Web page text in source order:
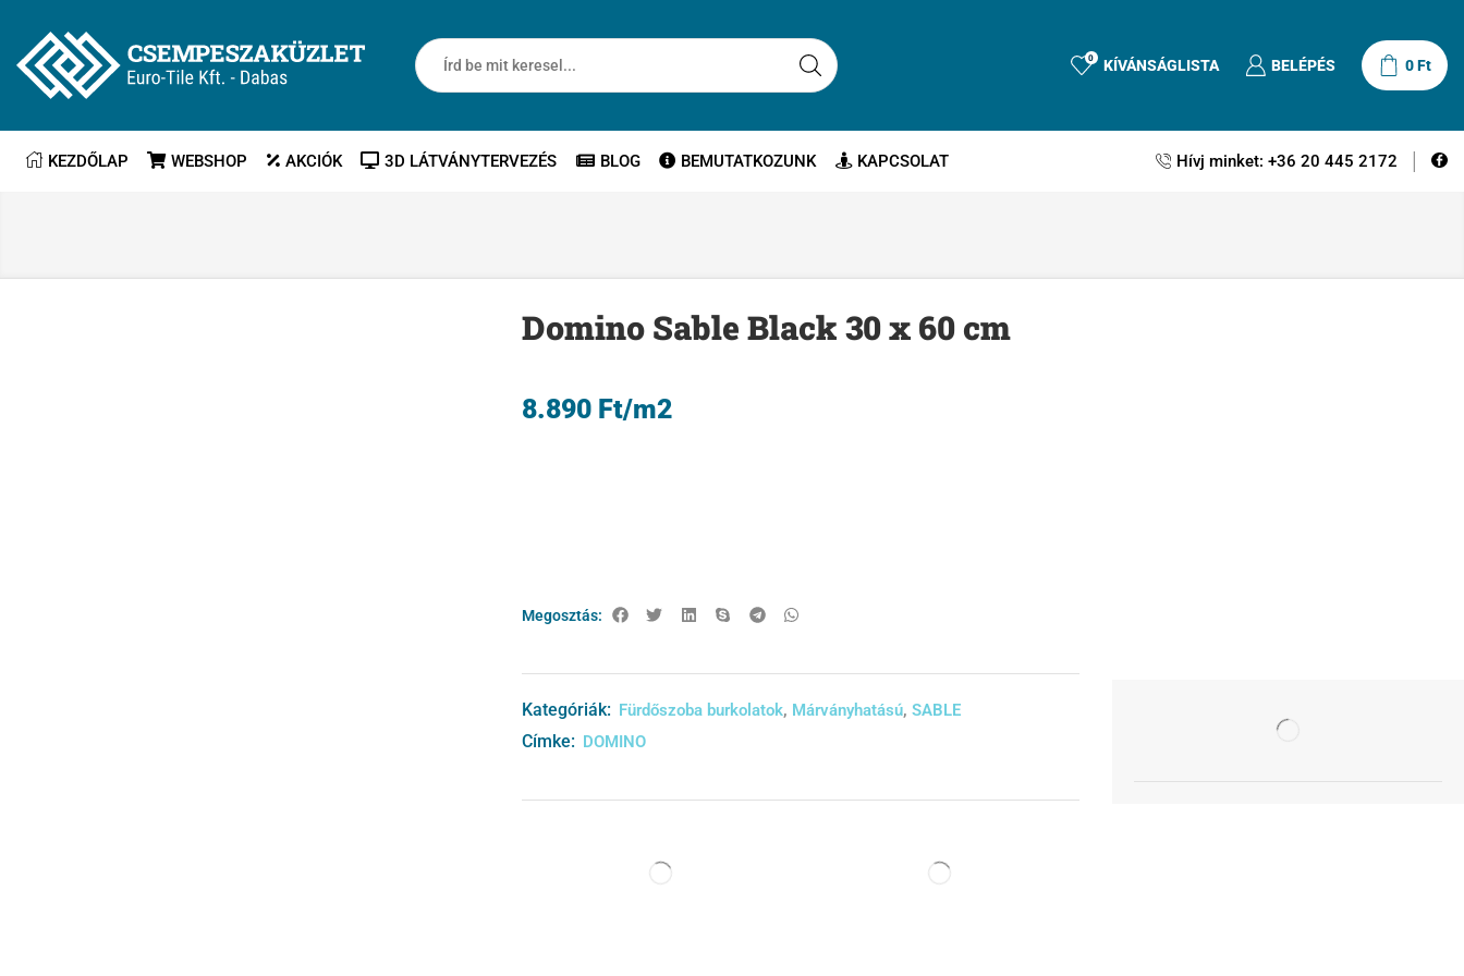
0 KÍVÁNSÁGLISTA BELÉPÉS 0Ft
KEZDŐLAP WEBSHOP AKCIÓK 3D LÁTVÁNYTERVEZÉS BLOG BEMUTATKOZUNK KAPCSOLAT Hívj minket: +36 20 445 2172
Domino Sable Black 30 x 60 cm
8.890 Ft/m2
Megosztás:
Kategóriák: Fürdőszoba burkolatok, Márványhatású,SABLE
Címke: DOMINO